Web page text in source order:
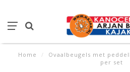
Home /
Ovaalbeugels met
per set